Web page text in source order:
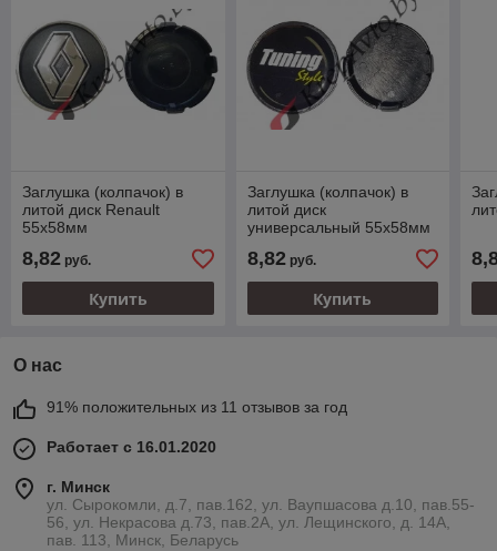
Заглушка (колпачок) в
литой диск Renault
55х58мм
8,82 руб.
Купить
Заглушка (колпачок) в
литой диск
универсальный 55х58мм
8,82руб.
Купить
О нас
91% положительных из 11 отзывов за год
Работает с 16.01.2020
г. Минск
ул. Сырокомли, д.7, пав.162, ул. Ваупшасова д.10, пав.55-
56, ул. Некрасова д.73, пав.2А, ул. Лещинского, д. 14А,
пав. 113, Минск, Беларусь